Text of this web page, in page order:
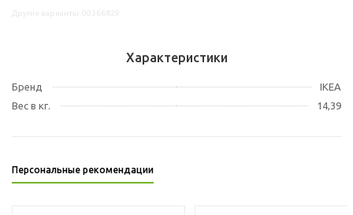
Характеристики
Бренд
IKEA
Вес в кг.
14,39
Персональные рекомендации